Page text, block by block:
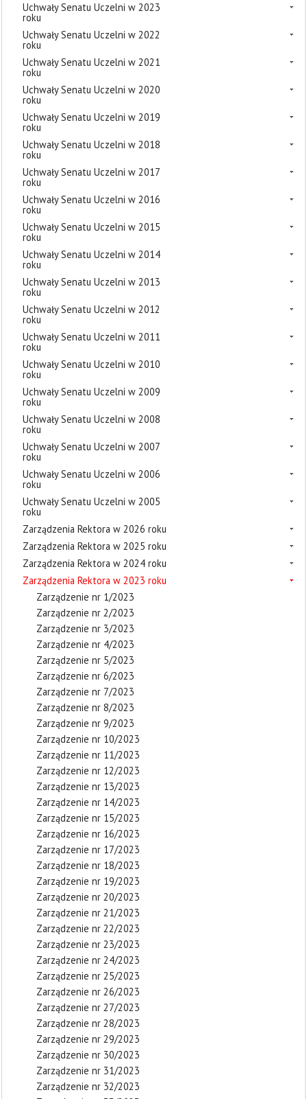
Uchwały Senatu Uczelni w 2023
roku
Uchwały Senatu Uczelni w 2022
roku
Uchwały Senatu Uczelni w 2021
roku
Uchwały Senatu Uczelni w 2020
roku
Uchwały Senatu Uczelni w 2019
roku
Uchwały Senatu Uczelni w 2018
roku
Uchwały Senatu Uczelni w 2017
roku
Uchwały Senatu Uczelni w 2016
roku
Uchwały Senatu Uczelni w 2015
roku
Uchwały Senatu Uczelni w 2014
roku
Uchwały Senatu Uczelni w 2013
roku
Uchwały Senatu Uczelni w 2012
roku
Uchwały Senatu Uczelni w 2011
roku
Uchwały Senatu Uczelni w 2010
roku
Uchwały Senatu Uczelni w 2009
roku
Uchwały Senatu Uczelni w 2008
roku
Uchwały Senatu Uczelni w 2007
roku
Uchwały Senatu Uczelni w 2006
roku
Uchwały Senatu Uczelni w 2005
roku
Zarządzenia Rektora w 2026 roku
Zarządzenia Rektora w 2025 roku
Zarządzenia Rektora w 2024 roku
Zarządzenia Rektora w 2023 roku
Zarządzenie nr 1/2023
Zarządzenie nr 2/2023
Zarządzenie nr 3/2023
Zarządzenie nr 4/2023
Zarządzenie nr 5/2023
Zarządzenie nr 6/2023
Zarządzenie nr 7/2023
Zarządzenie nr 8/2023
Zarządzenie nr 9/2023
Zarządzenie nr 10/2023
Zarządzenie nr 11/2023
Zarządzenie nr 12/2023
Zarządzenie nr 13/2023
Zarządzenie nr 14/2023
Zarządzenie nr 15/2023
Zarządzenie nr 16/2023
Zarządzenie nr 17/2023
Zarządzenie nr 18/2023
Zarządzenie nr 19/2023
Zarządzenie nr 20/2023
Zarządzenie nr 21/2023
Zarządzenie nr 22/2023
Zarządzenie nr 23/2023
Zarządzenie nr 24/2023
Zarządzenie nr 25/2023
Zarządzenie nr 26/2023
Zarządzenie nr 27/2023
Zarządzenie nr 28/2023
Zarządzenie nr 29/2023
Zarządzenie nr 30/2023
Zarządzenie nr 31/2023
Zarządzenie nr 32/2023